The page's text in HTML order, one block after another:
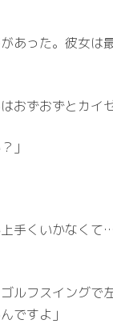
あった。彼女
おずおずとカイ
」
手くいかなく
ルフスイング
ですよ」